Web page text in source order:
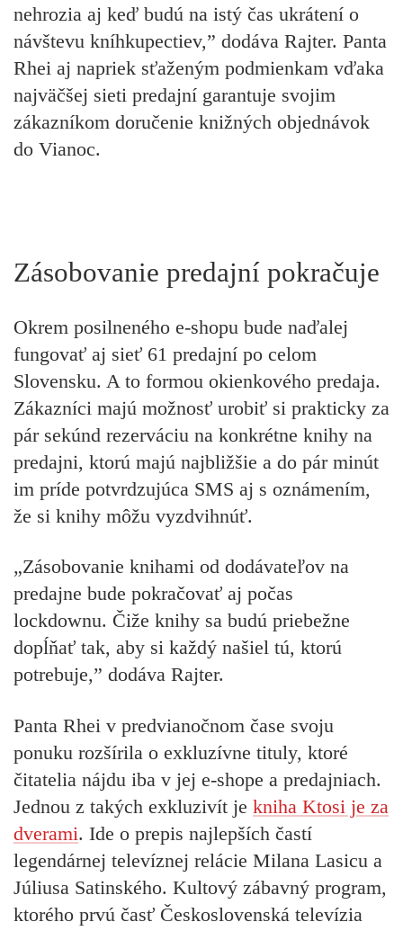
nehrozia aj keď budú na istý čas ukrátení o
návštevu kníhkupectiev,” dodáva Rajter. Panta
Rhei aj napriek sťaženým podmienkam vďaka
najväčšej sieti predajní garantuje svojim
zákazníkom doručenie knižných objednávok
do Vianoc.
Zásobovanie predajní pokračuje
Okrem posilneného e-shopu bude naďalej
fungovať aj sieť 61 predajní po celom
Slovensku. A to formou okienkového predaja.
Zákazníci majú možnosť urobiť si prakticky za
pár sekúnd rezerváciu na konkrétne knihy na
predajni, ktorú majú najbližšie a do pár minút
im príde potvrdzujúca SMS aj s oznámením,
že si knihy môžu vyzdvihnúť.
„Zásobovanie knihami od dodávateľov na
predajne bude pokračovať aj počas
lockdownu. Čiže knihy sa budú priebežne
dopĺňať tak, aby si každý našiel tú, ktorú
potrebuje,” dodáva Rajter.
Panta Rhei v predvianočnom čase svoju
ponuku rozšírila o exkluzívne tituly, ktoré
čitatelia nájdu iba v jej e-shope a predajniach.
Jednou z takých exkluzivít je kniha Ktosi je za
dverami. Ide o prepis najlepších častí
legendárnej televíznej relácie Milana Lasicu a
Júliusa Satinského. Kultový zábavný program,
ktorého prvú časť Československá televízia